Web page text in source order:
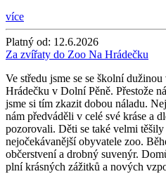
více
Platný od: 12.6.2026
Za zvířaty do Zoo Na Hrádečku
Ve středu jsme se se školní
Hrádečku v Dolní Pěně. Přestože
jsme si tím zkazit dobou náladu.
nám předváděli v celé své kráse a
pozorovali. Děti se také velmi
nejočekávanější obyvatele zoo.
občerstvení a drobný suvenýr.
plní krásných zážitků a nových